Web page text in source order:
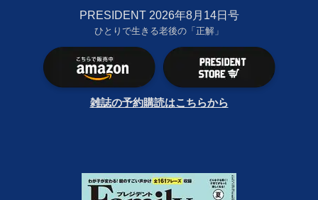
PRESIDENT 2026年8月14日号
ひとりで生きる老後の「正解」
雑誌の予約購読はこちらから